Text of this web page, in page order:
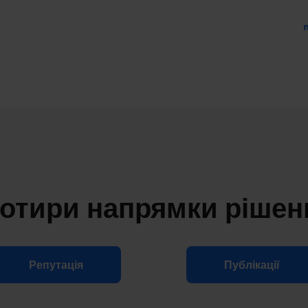
напрямки
Репутація Публікації